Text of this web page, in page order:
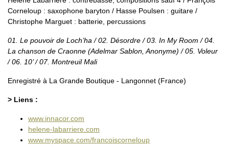
Corneloup : saxophone baryton / Hasse Poulsen : guitare /
Christophe Marguet : batterie, percussions
01. Le pouvoir de Loch’ha / 02. Désordre / 03. In My Room / 04.
La chanson de Craonne (Adelmar Sablon, Anonyme) / 05. Voleur
/ 06. 10’ / 07. Montreuil Mali
Enregistré à La Grande Boutique - Langonnet (France)
> Liens :
www.innacor.com
helene-labarriere.com
www.myspace.com/francoiscorneloup